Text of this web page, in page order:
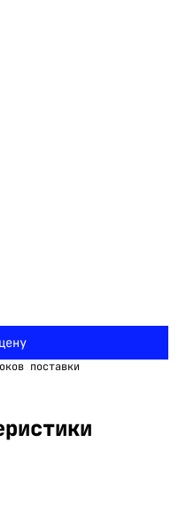
поставки